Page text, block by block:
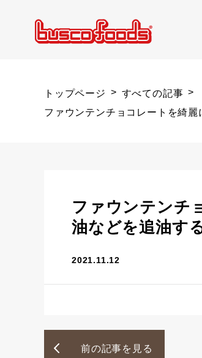
トップページ
すべての記事
ファウンテンチョコレートを綺
ファウンテンチ
油などを追油す
2021.11.12
前の記事を見る